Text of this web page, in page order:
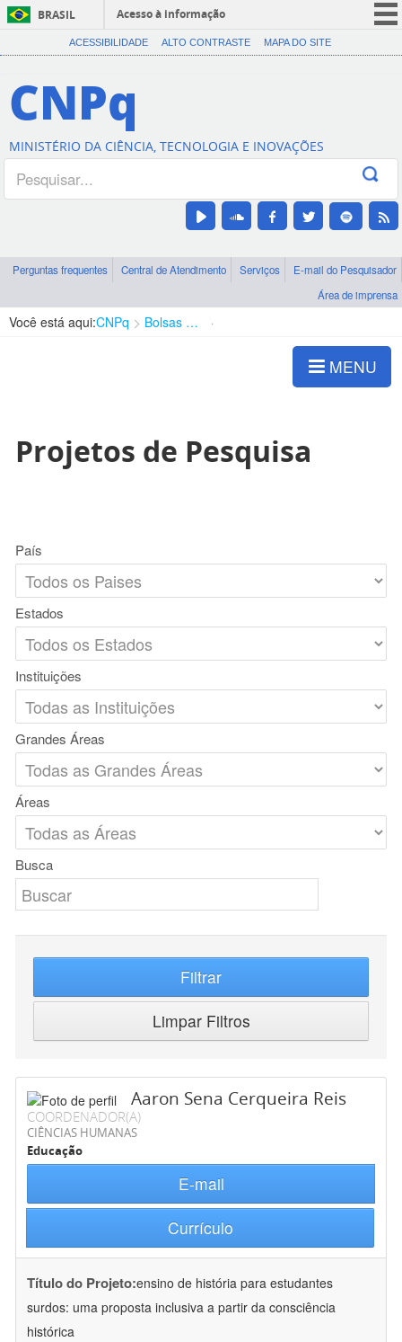
BRASIL
Acesso à informação
CORONAVÍRUS (COVID-19)
Canais
ACESSIBILIDADE ALTO CONTRASTE MAPA DO SITE
CNPq
MINISTÉRIO DA CIÊNCIA, TECNOLOGIA E INOVAÇÕES
Perguntas frequentes Central de Atendimento Serviços
E-mail do Pesquisador
Área de imprensa
Você está aqui:CNPq Bolsas e Auxílios Vigentes
MENU
Projetos de Pesquisa
País
Estados
Instituições
Grandes Áreas
Áreas
Busca
Filtrar
Limpar Filtros
Aaron Sena Cerqueira Reis
COORDENADOR(A)
CIÊNCIAS HUMANAS
Educação
E-mail
Currículo
Título do Projeto:ensino de história para estudantes
surdos: uma proposta inclusiva a partir da consciência
histórica